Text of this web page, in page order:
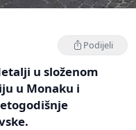
Podijeli
u složenom
u Monaku i